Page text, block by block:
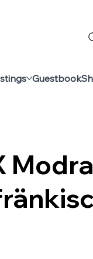
Guestbook